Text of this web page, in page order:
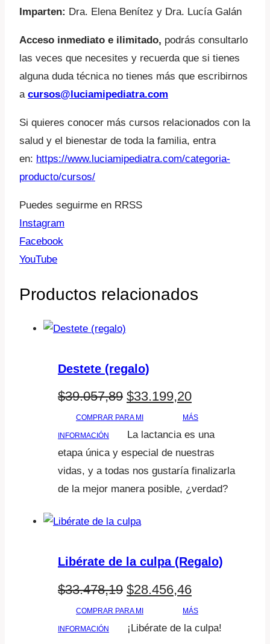
Imparten: Dra. Elena Benítez y Dra. Lucía Galán
Acceso inmediato e ilimitado, podrás consultarlo
las veces que necesites y recuerda que si tienes
alguna duda técnica no tienes más que escribirnos
a cursos@luciamipediatra.com
Si quieres conocer más cursos relacionados con la
salud y el bienestar de toda la familia, entra
en: https://www.luciamipediatra.com/categoria-
producto/cursos/
Puedes seguirme en RRSS
Instagram
Facebook
YouTube
Productos relacionados
Destete (regalo)
$39.057,89 El
precio
original
era:
$39.057,89.
$33.199,20El
precio
actual
es:
$33.199,20.
COMPRAR PARA MI MÁS
INFORMACIÓN
La lactancia es una
etapa única y especial de nuestras
vidas, y a todas nos gustaría finalizarla
de la mejor manera posible, ¿verdad?
Libérate de la culpa (Regalo)
$33.478,19 El
precio
original
$28.456,46El
precio
actual
COMPRAR PARA MI MÁS
INFORMACIÓN ¡Libérate de la culpa!